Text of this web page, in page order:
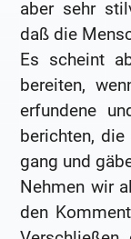
aber sehr
daß die
Es scheint
bereiten,
erfundene
berichten,
gang und
Nehmen wir
den